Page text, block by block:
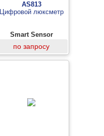
AS813
Цифровой люксметр
Smart Sensor
по запросу